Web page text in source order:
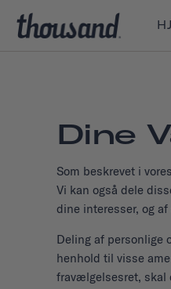
Dine
Som beskrevet i
Vi kan også dele
dine interesser, og
Deling af personlige
henhold til visse
fravælgelsesret, skal